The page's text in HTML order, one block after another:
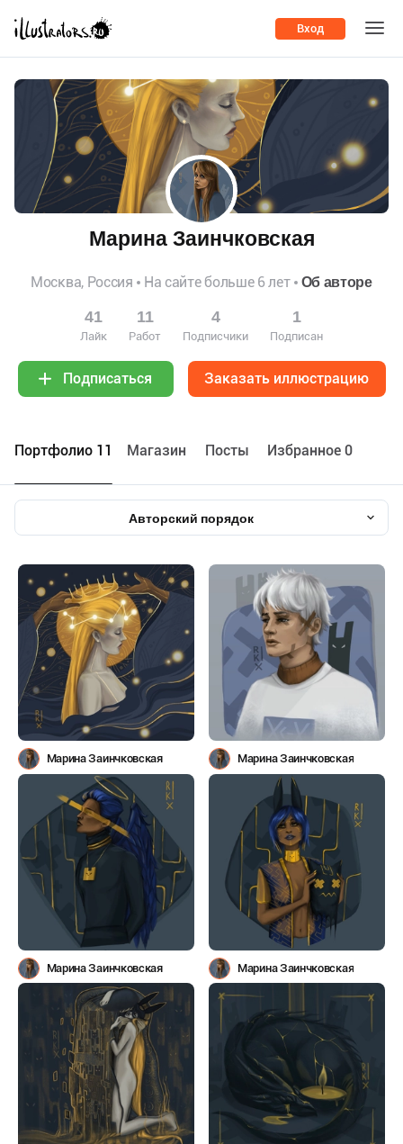
Вход
Марина Заинчковская
Москва, Россия На сайте больше 6 лет Об авторе
41
Лайк
11
Работ
4
Подписчики
1
Подписан
Подписаться Заказать иллюстрацию
Портфолио 11 Maгазин Посты Избранное 0
Авторский порядок
Марина Заинчковская Марина Заинчковская
Марина Заинчковская Марина Заинчковская